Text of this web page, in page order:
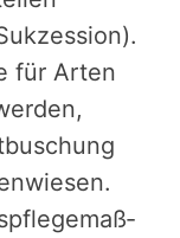
für Arten